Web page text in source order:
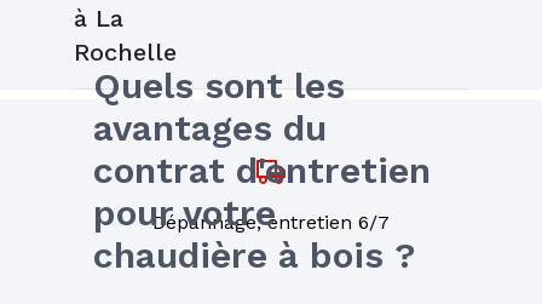
Quels sont les
avantages du
contrat d'entretien
pour votre
chaudière à bois ?
à La
Rochelle
Dépannage, entretien 6/7